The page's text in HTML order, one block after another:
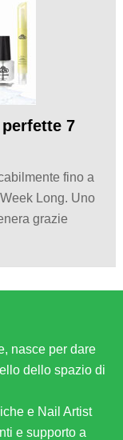
7
fino a
Long. Uno
grazie
nasce per dare
dello spazio di
e Nail Artist
e supporto a